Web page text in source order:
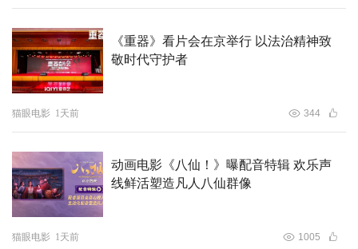
《重器》看片会在京举行 以法治精神致
敬时代守护者
猫眼电影 1天前 344
动画电影《八仙！》曝配音特辑 欢乐声
线鲜活塑造凡人八仙群像
猫眼电影 1天前 1005